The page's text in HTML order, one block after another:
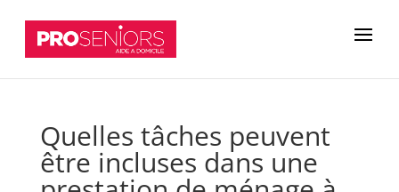
Quelles tâches peuvent
être incluses dans une